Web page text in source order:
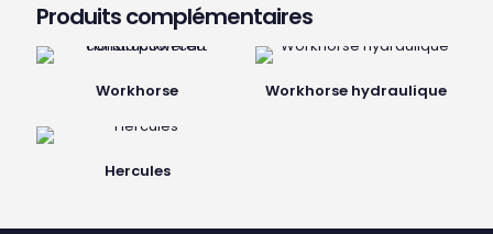
Produits complémentaires
Workhorse Workhorse hydraulique
Hercules